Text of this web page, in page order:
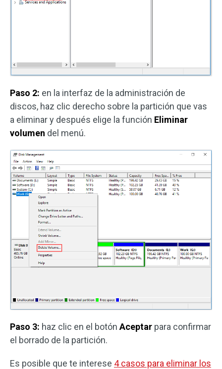
Paso 2: en la interfaz de la administración de
discos, haz clic derecho sobre la partición que vas
a eliminar y después elige la función Eliminar
volumen del menú.
Paso 3: haz clic en el botón Aceptar para confirmar
el borrado de la partición.
Es posible que te interese 4 casos para eliminar los